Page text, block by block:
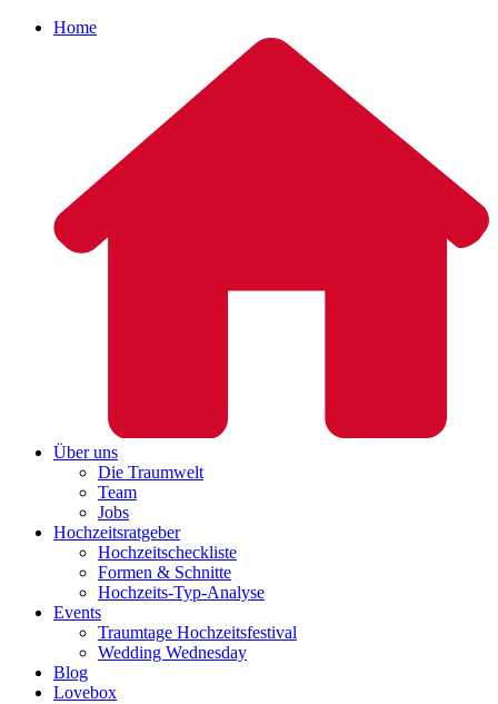
Home
Über uns
Die Traumwelt
Team
Jobs
Hochzeitsratgeber
Hochzeitscheckliste
Formen & Schnitte
Hochzeits-Typ-Analyse
Events
Traumtage Hochzeitsfestival
Wedding Wednesday
Blog
Lovebox